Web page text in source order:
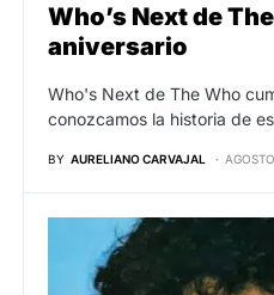
Who’s Next de
aniversario
Who's Next de The Who
conozcamos la historia de
BY AURELIANO CARVAJAL